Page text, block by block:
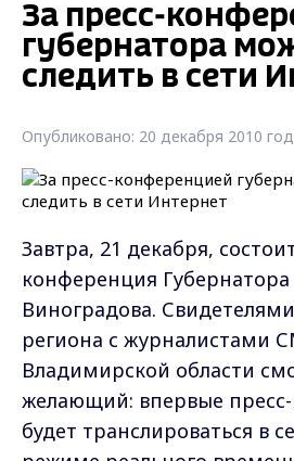
За пресс-
губернатора
следить в сети
Опубликовано: 20 декабря 2010
Завтра, 21 декабря,
конференция
Виноградова.
региона с журналистами
Владимирской области
желающий: впервые
будет транслироваться в